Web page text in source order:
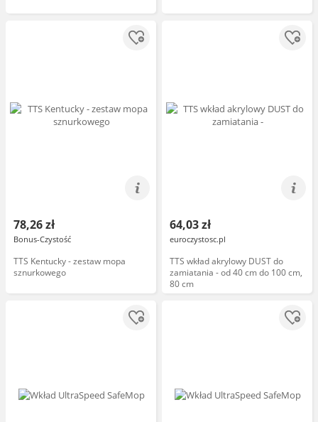
78,26 zł
Bonus-Czystość
TTS Kentucky - zestaw mopa
sznurkowego
64,03 zł
euroczystosc.pl
TTS wkład akrylowy DUST do
zamiatania - od 40 cm do 100 cm,
80 cm